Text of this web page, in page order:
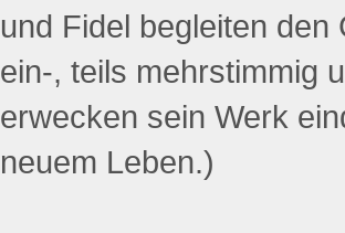
und Fidel begleiten den
ein-, teils mehrstimmig
erwecken sein Werk
neuem Leben.)